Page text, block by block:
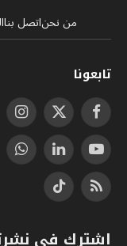
من نحناتصل بنا
تابعونا
فيسبوكX
(Twitter)
يوتيوب لينكدإنواتساب
RSS
تيكتوك
اشترك في